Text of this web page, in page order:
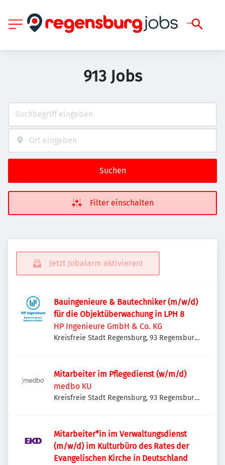
913 Jobs
Suchen
Filter einschalten
Jetzt Jobalarm aktivieren!
Bauingenieure & Bautechniker (m/w/d)
für die Objektüberwachung in LPH 8
HP Ingenieure GmbH & Co. KG
Kreisfreie Stadt Regensburg, 93 Regensburg,
Mitarbeiter im Pflegedienst (w/m/d)
medbo KU
Kreisfreie Stadt Regensburg, 93 Regensburg,
Mitarbeiter*in im Verwaltungsdienst
(m/w/d) im Kulturbüro des Rates der
Evangelischen Kirche in Deutschland